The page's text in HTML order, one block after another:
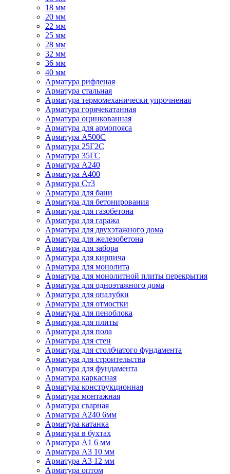
18 мм
20 мм
22 мм
25 мм
28 мм
32 мм
36 мм
40 мм
Арматура рифленая
Арматура стальная
Арматура термомеханически упрочненая
Арматура горячекатанная
Арматура оцинкованная
Арматура для армопояса
Арматура A500С
Арматура 25Г2С
Арматура 35ГС
Арматура А240
Арматура А400
Арматура Ст3
Арматура для бани
Арматура для бетонирования
Арматура для газобетона
Арматура для гаража
Арматура для двухэтажного дома
Арматура для железобетона
Арматура для забора
Арматура для кирпича
Арматура для монолита
Арматура для монолитной плиты перекрытия
Арматура для одноэтажного дома
Арматура для опалубки
Арматура для отмостки
Арматура для пеноблока
Арматура для плиты
Арматура для пола
Арматура для стен
Арматура для столбчатого фундамента
Арматура для строительства
Арматура для фундамента
Арматура каркасная
Арматура конструкционная
Арматура монтажная
Арматура сварная
Арматура А240 6мм
Арматура катанка
Арматура в бухтах
Арматура А1 6 мм
Арматура А3 10 мм
Арматура А3 12 мм
Арматура оптом